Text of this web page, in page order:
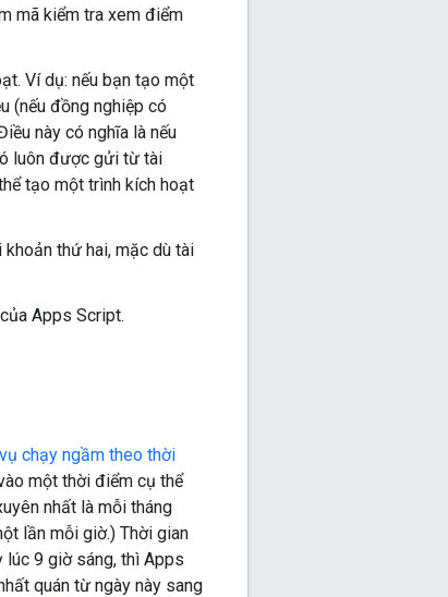
mã kiểm tra xem điểm
Ví dụ: nếu bạn tạo một
(nếu đồng nghiệp có
này có nghĩa là nếu
luôn được gửi từ tài
tạo một trình kích hoạt
thứ hai, mặc dù tài
Apps Script.
chạy ngầm theo thời
một thời điểm cụ thể
nhất là mỗi tháng
lần mỗi giờ.) Thời gian
lúc 9 giờ sáng, thì Apps
quán từ ngày này sang